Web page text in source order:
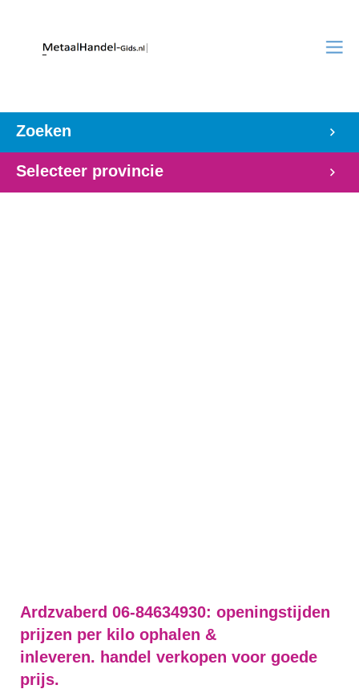
Zoeken
Selecteer provincie
Ardzvaberd 06-84634930: openingstijden
prijzen per kilo ophalen &
inleveren. handel verkopen voor goede
prijs.